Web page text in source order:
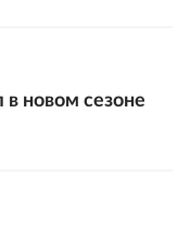
новом сезоне